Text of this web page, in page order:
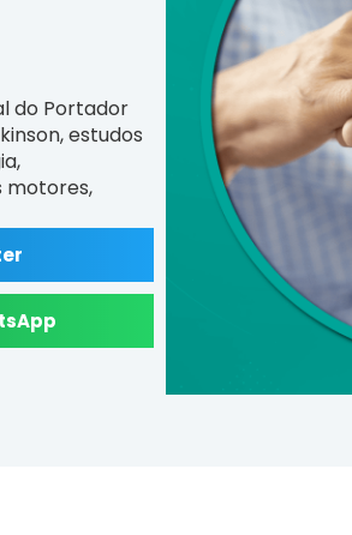
do Portador
,estudos
,
motores,